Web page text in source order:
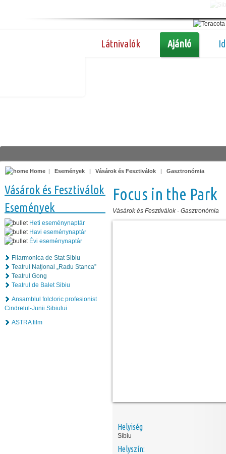
Látnivalók Ajánló
Home | Események | Vásárok és Fesztiválok | Gasztronómia
Vásárok és Fesztiválok
Események
Heti eseménynaptár
Havi eseménynaptár
Évi eseménynaptár
Filarmonica de Stat Sibiu
Teatrul Naţional „Radu Stanca”
Teatrul Gong
Teatrul de Balet Sibiu
Ansamblul folcloric profesionist
Cindrelul-Junii Sibiului
ASTRA film
Focus in the Park
Vásárok és Fesztiválok - Gasztronómia
Helyiség
Sibiu
Helyszín: